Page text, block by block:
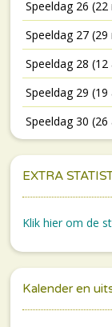
Speeldag 26
Speeldag 27
Speeldag 28
Speeldag 29
Speeldag 30
EXTRA
Klik hier om de
Kalender en